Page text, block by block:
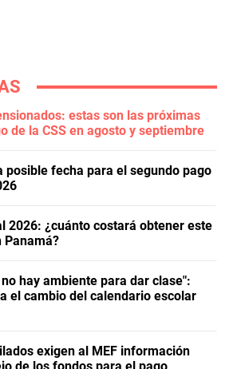
estas son las próximas
de la CSS en agosto y septiembre
posible fecha para el segundo pago
2026: ¿cuánto costará obtener este
Panamá?
hay ambiente para dar clase":
el cambio del calendario escolar
exigen al MEF información